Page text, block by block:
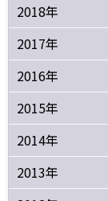
2018年
2017年
2016年
2015年
2014年
2013年